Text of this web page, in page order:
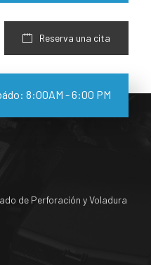
Reserva una cita
8:00AM - 6:00 PM
de Perforación y Voladura